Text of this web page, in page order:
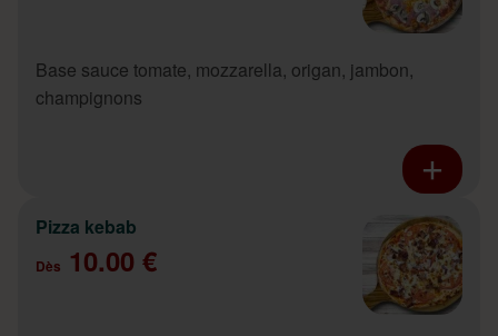
Base sauce tomate, mozzarella, origan, jambon,
champignons
Pizza kebab
Dès 10.00 €